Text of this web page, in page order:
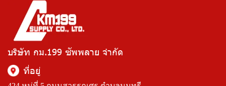
บริษัท กม.199 ซัพพลาย จำกัด
ที่อยู่